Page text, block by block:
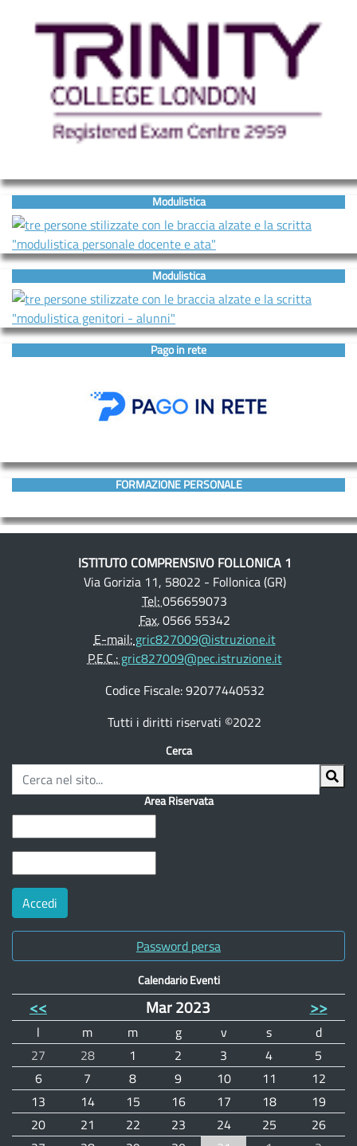
Modulistica
Modulistica
Pago in rete
FORMAZIONE PERSONALE
ISTITUTO COMPRENSIVO FOLLONICA 1
Via Gorizia 11, 58022 - Follonica (GR)
Tel:056659073
Fax.0566 55342
E-mail:gric827009@istruzione.it
P.E.C.:gric827009@pec.istruzione.it
Codice Fiscale: 92077440532
Tutti i diritti riservati ©2022
Cerca
Area Riservata
Password persa
Calendario Eventi
<< Mar 2023 >>
l m m g v s
d
27
28 1 2 3 4
5
6
7 8 9 10 11
12
13
14 15 16 17 18
19
20
21 22 23 24 25
26